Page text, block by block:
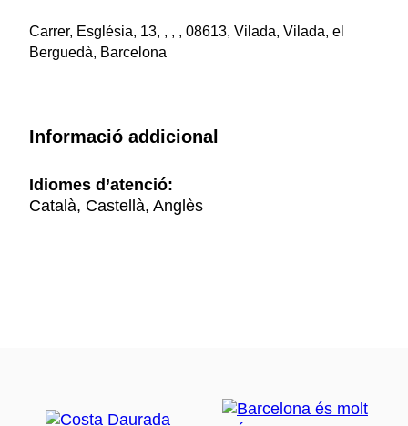
Carrer, Església, 13, , , , 08613, Vilada, Vilada, el
Berguedà, Barcelona
Informació addicional
Idiomes d’atenció:
Català, Castellà, Anglès